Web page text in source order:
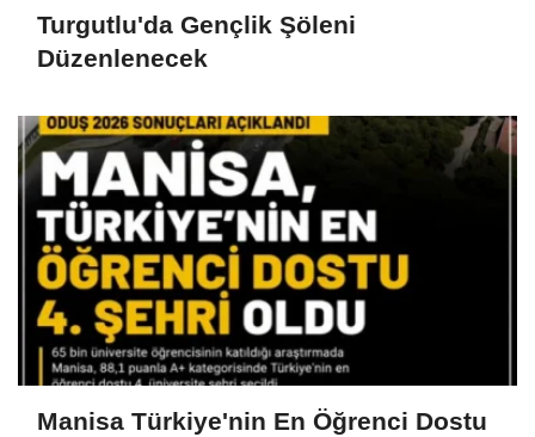
Turgutlu'da Gençlik Şöleni
Düzenlenecek
Manisa Türkiye'nin En Öğrenci Dostu